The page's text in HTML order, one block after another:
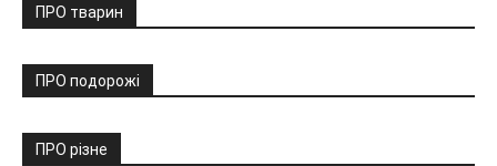
ПРО тварин
ПРО подорожі
ПРО різне